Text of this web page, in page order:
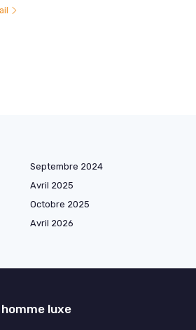
Septembre 2024
Avril 2025
Octobre 2025
Avril 2026
luxe